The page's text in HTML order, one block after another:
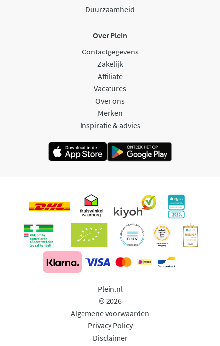
Duurzaamheid
Over Plein
Contactgegevens
Zakelijk
Affiliate
Vacatures
Over ons
Merken
Inspiratie & advies
Plein.nl
© 2026
Algemene voorwaarden
Privacy Policy
Disclaimer